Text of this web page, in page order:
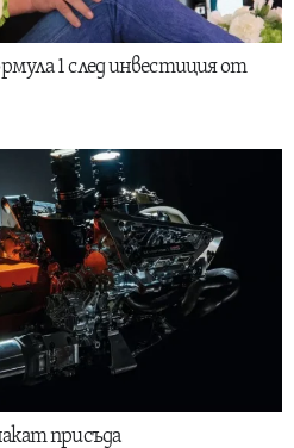
1 след инвестиция от
присъда